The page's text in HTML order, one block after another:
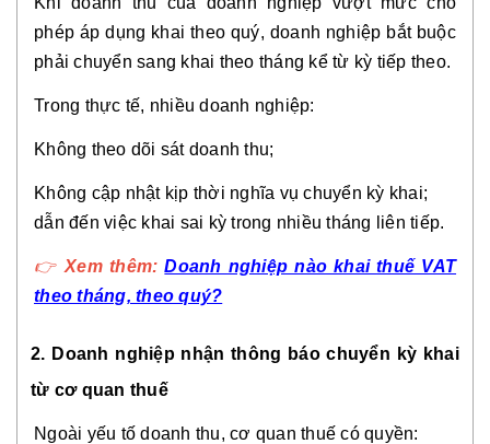
phép áp dụng khai theo quý, doanh nghiệp bắt buộc
phải chuyển sang khai theo tháng kể từ kỳ tiếp theo.
Trong thực tế, nhiều doanh nghiệp:
Không theo dõi sát doanh thu;
Không cập nhật kịp thời nghĩa vụ chuyển kỳ khai;
dẫn đến việc khai sai kỳ trong nhiều tháng liên tiếp.
👉 Xem thêm: Doanh nghiệp nào khai thuế VAT
theo tháng, theo quý?
2. Doanh nghiệp nhận thông báo chuyển kỳ khai
từ cơ quan thuế
Ngoài yếu tố doanh thu, cơ quan thuế có quyền: